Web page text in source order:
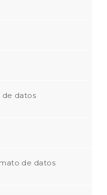
datos
de datos